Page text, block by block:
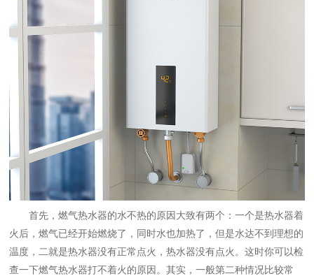
首先，燃气热水器的水不热的原因大致有两个：一个是热水器着
火后，燃气已经开始燃烧了，同时水也加热了，但是水达不到理想的
温度，二就是热水器没有正常点火，热水器没有点火。这时你可以检
查一下燃气热水器打不着火的原因。其实，一般第二种情况比较常